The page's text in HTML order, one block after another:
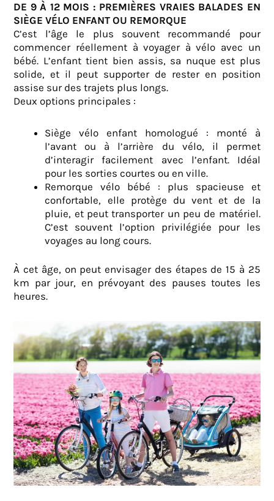
DE 9 À 12 MOIS : PREMIÈRES VRAIES BALADES EN
SIÈGE VÉLO ENFANT OU REMORQUE
C’est l’âge le plus souvent recommandé pour
commencer réellement à voyager à vélo avec un
bébé. L’enfant tient bien assis, sa nuque est plus
solide, et il peut supporter de rester en position
assise sur des trajets plus longs.
Deux options principales :
Siège vélo enfant homologué : monté à
l’avant ou à l’arrière du vélo, il permet
d’interagir facilement avec l’enfant. Idéal
pour les sorties courtes ou en ville.
Remorque vélo bébé : plus spacieuse et
confortable, elle protège du vent et de la
pluie, et peut transporter un peu de matériel.
C’est souvent l’option privilégiée pour les
voyages au long cours.
À cet âge, on peut envisager des étapes de 15 à 25
km par jour, en prévoyant des pauses toutes les
heures.